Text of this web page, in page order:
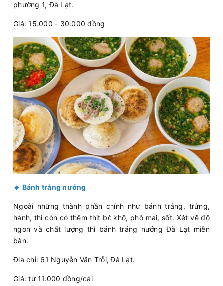
phường 1, Đà Lạt.
Giá: 15.000 - 30.000 đồng
🔹 Bánh tráng nướng
Ngoài những thành phần chính như bánh tráng, trứng,
hành, thì còn có thêm thịt bò khô, phô mai, sốt. Xét về độ
ngon và chất lượng thì bánh tráng nướng Đà Lạt miễn
bàn.
Địa chỉ: 61 Nguyễn Văn Trỗi, Đà Lạt.
Giá: từ 11.000 đồng/cái